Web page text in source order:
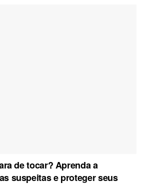
de tocar? Aprenda a
suspeitas e proteger seus